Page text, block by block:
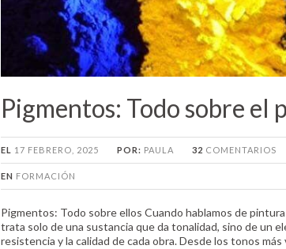
Pigmentos: Todo sobre el
EL 17 FEBRERO, 2025 POR: PAULA 32 COMENTARIOS
EN FORMACIÓN
Pigmentos: Todo sobre ellos Cuando hablamos de
trata solo de una sustancia que da tonalidad, sino de un
resistencia y la calidad de cada obra. Desde los tonos